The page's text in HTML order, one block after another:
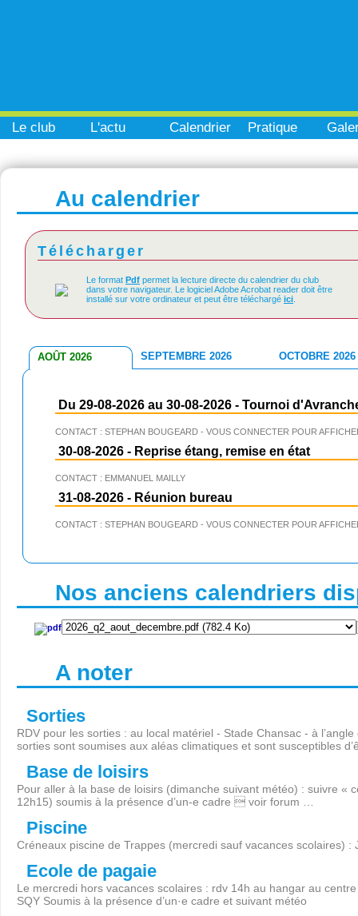
Le club L'actu Calendrier Pratique
Au calendrier
Télécharger
Le format Pdf permet la lecture directe du calendrier du club
dans votre navigateur. Le logiciel Adobe Acrobat reader doit être
installé sur votre ordinateur et peut être téléchargé ici
AOÛT 2026 SEPTEMBRE 2026 OCTOBRE 2026
Du 29-08-2026 au 30-08-2026 - Tournoi
CONTACT : STEPHAN BOUGEARD - VOUS CONNECTER POUR
30-08-2026 - Reprise étang, remise en état
CONTACT : EMMANUEL MAILLY
31-08-2026 - Réunion bureau
CONTACT : STEPHAN BOUGEARD - VOUS CONNECTER POUR
Nos anciens calendriers
A noter
Sorties
RDV pour les sorties : au local matériel - Stade Chansac - à
sorties sont soumises aux aléas climatiques et sont susceptibles
Base de loisirs
Pour aller à la base de loisirs (dimanche suivant météo) : suivre
12h15) soumis à la présence d’un-e cadre  voir forum …
Piscine
Créneaux piscine de Trappes (mercredi sauf vacances scolaires)
Ecole de pagaie
Le mercredi hors vacances scolaires : rdv 14h au hangar au
SQY Soumis à la présence d’un·e cadre et suivant météo